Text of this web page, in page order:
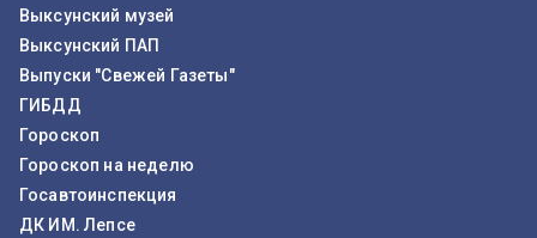
Выксунский музей
Выксунский ПАП
Выпуски "Свежей Газеты"
ГИБДД
Гороскоп
Гороскоп на неделю
Госавтоинспекция
ДК ИМ. Лепсе